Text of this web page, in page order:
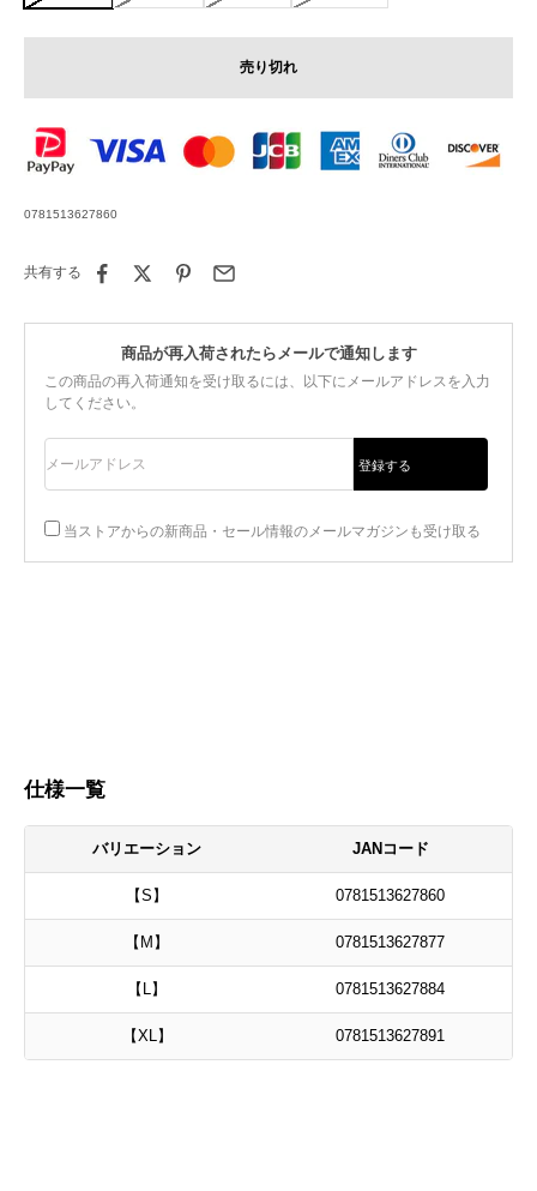
売り切れ
0781513627860
共有する
商品が再入荷されたらメールで通知します
この商品の再入荷通知を受け取るには、以下にメールアドレスを入力
してください。
登録する
当ストアからの新商品・セール情報のメールマガジンも受け取る
仕様一覧
バリエーション JANコード
【S】 0781513627860
【M】 0781513627877
【L】 0781513627884
【XL】 0781513627891